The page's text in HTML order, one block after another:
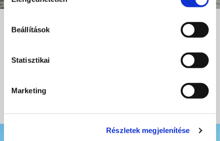
Beállítások
Statisztikai
Marketing
Részletek megjelenítése
https://tflotta.hu/kisvonat/